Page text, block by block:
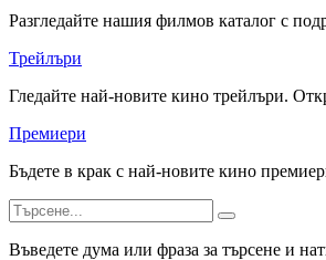
Разгледайте нашия филмов каталог с
Трейлъри
Гледайте най-новите кино трейлъри.
Премиери
Бъдете в крак с най-новите кино
Въведете дума или фраза за търсене и